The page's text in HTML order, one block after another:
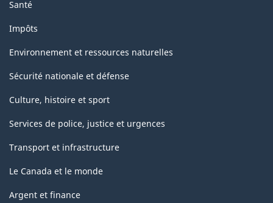
Santé
Impôts
Environnement et ressources naturelles
Sécurité nationale et défense
Culture, histoire et sport
Services de police, justice et urgences
Transport et infrastructure
Le Canada et le monde
Argent et finance